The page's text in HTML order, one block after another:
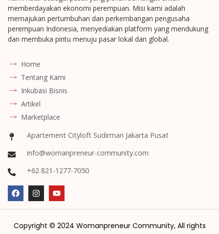
memberdayakan ekonomi perempuan. Misi kami adalah
memajukan pertumbuhan dan perkembangan pengusaha
perempuan Indonesia, menyediakan platform yang mendukung
dan membuka pintu menuju pasar lokal dan global.
Home
Tentang Kami
Inkubasi Bisnis
Artikel
Marketplace
Apartement Cityloft Sudirman Jakarta Pusat
info@womanpreneur-community.com
+62 821-1277-7050
Copyright © 2024 Womanpreneur Community, All rights